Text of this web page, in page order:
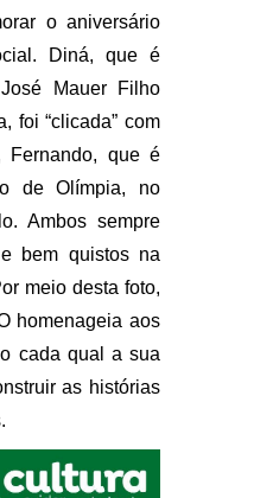
o aniversário
Diná, que é
Mauer Filho
foi “clicada” com
Fernando, que é
de Olímpia, no
Ambos sempre
bem quistos na
meio desta foto,
homenageia aos
cada qual a sua
as histórias